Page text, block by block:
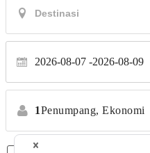
2026-08-07 2026-08-09
1Penumpang, Ekonomi